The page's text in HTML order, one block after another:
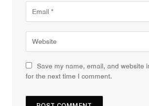
Save my name, email, and website
for the next time I comment.